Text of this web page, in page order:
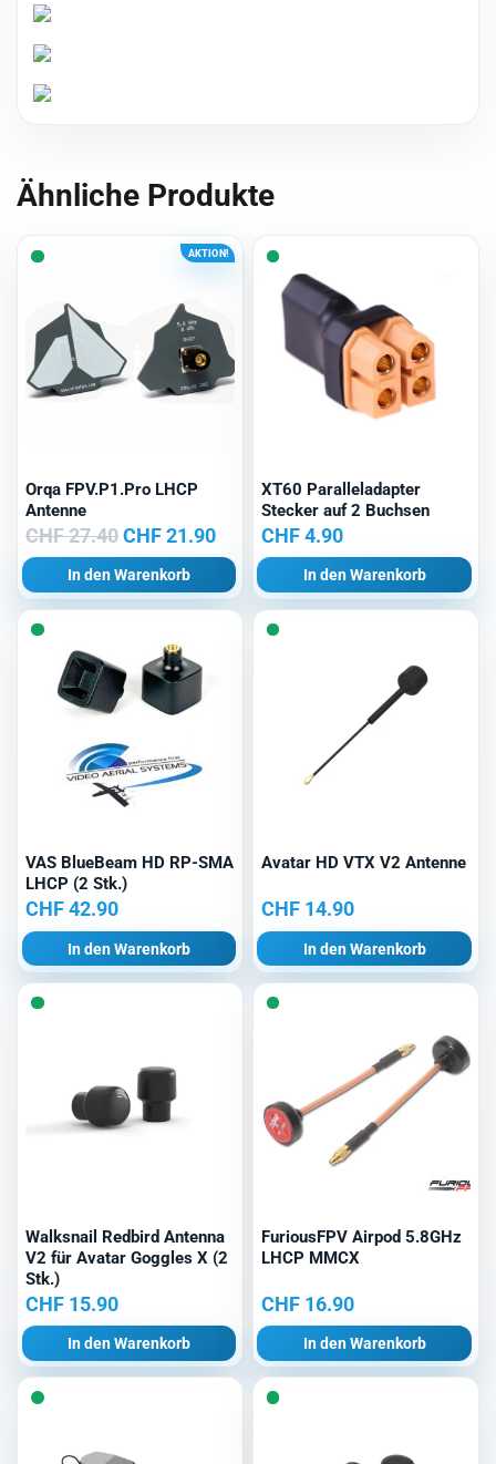
Ähnliche Produkte
AKTION!
Orqa FPV.P1.Pro LHCP
Antenne
CHF27.40Ursprünglicher
Preis
war:
CHF21.90Aktueller
Preis
ist:
CHF 21.90.
In den Warenkorb
XT60 Paralleladapter
Stecker auf 2 Buchsen
CHF4.90
In den Warenkorb
VAS BlueBeam HD RP-SMA
LHCP (2 Stk.)
CHF42.90
In den Warenkorb
Avatar HD VTX V2 Antenne
CHF14.90
In den Warenkorb
Walksnail Redbird Antenna
V2 für Avatar Goggles X (2
Stk.)
CHF 15.90
In den Warenkorb
FuriousFPV Airpod 5.8GHz
LHCP MMCX
CHF16.90
In den Warenkorb